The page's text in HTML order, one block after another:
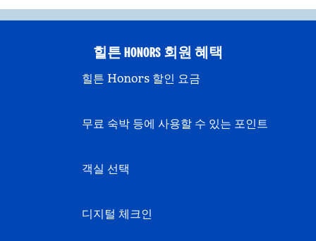
힐튼 HONORS 회원 혜택
힐튼 Honors 할인 요금
무료 숙박 등에 사용할 수 있는 포인트
객실 선택
디지털 체크인